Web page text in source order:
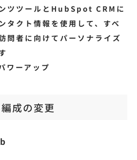
ツツールとHubSpot CRMに
タクト情報を使用して、すべ
問者に向けてパーソナライズ
ワーアップ
成の変更